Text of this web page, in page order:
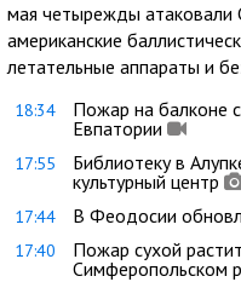
мая четырежды атаковали
американские
летательные аппараты и
18:34
Пожар на балконе
Евпатории
17:55
Библиотеку в
культурный центр
17:44 В Феодосии
17:40
Пожар сухой
Симферопольском